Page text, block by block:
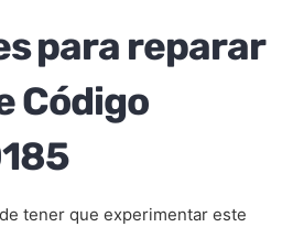
para reparar
Código
tener que experimentar este